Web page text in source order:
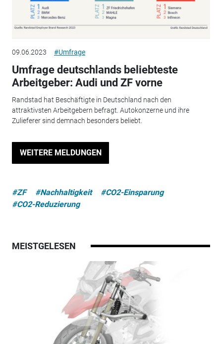
09.06.2023 #Umfrage
Umfrage deutschlands beliebteste
Arbeitgeber: Audi und ZF vorne
Randstad hat Beschäftigte in Deutschland nach den
attraktivsten Arbeitgebern befragt. Autokonzerne und ihre
Zulieferer sind demnach besonders beliebt.
WEITERE MELDUNGEN
#ZF #Nachhaltigkeit
#CO2-Einsparung
#CO2-Reduzierung
MEISTGELESEN